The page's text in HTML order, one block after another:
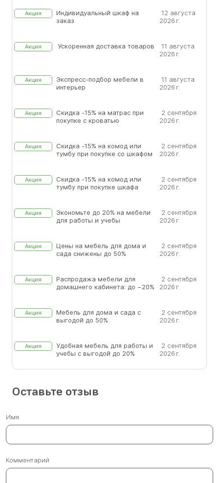
Акция
Индивидуальный шкаф на
заказ
12 августа
2026 г.
Акция Ускоренная доставка товаров
11 августа
2026 г.
Акция
Экспресс-подбор мебели в
интерьер
11 августа
2026 г.
Акция
Скидка -15% на матрас при
покупке с кроватью
2 сентября
2026 г.
Акция
Скидка -15% на комод или
тумбу при покупке со шкафом
2 сентября
2026 г.
Акция
Скидка -15% на комод или
тумбу при покупке шкафа
2 сентября
2026 г.
Акция
Экономьте до 20% на мебели
для работы и учебы
2 сентября
2026 г.
Акция
Цены на мебель для дома и
сада снижены до 50%
2 сентября
2026 г.
Акция
Распродажа мебели для
домашнего кабинета: до −20%
2 сентября
2026 г.
Акция
Мебель для дома и сада с
выгодой до 50%
2 сентября
2026 г.
Акция
Удобная мебель для работы и
учебы с выгодой до 20%
2 сентября
2026 г.
Оставьте отзыв
Имя
Комментарий